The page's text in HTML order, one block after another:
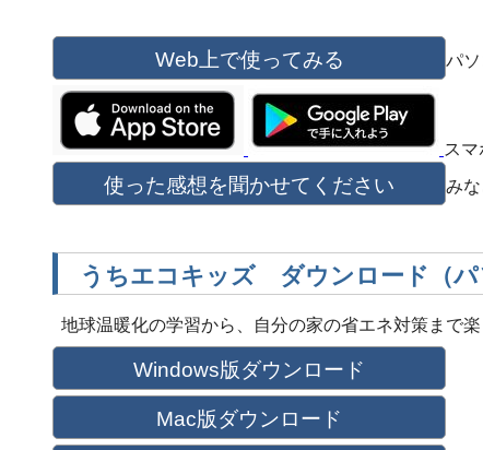
パ
ス
み
うちエコキッズ ダウンロード（パ
地球温暖化の学習から、自分の家の省エネ対策まで